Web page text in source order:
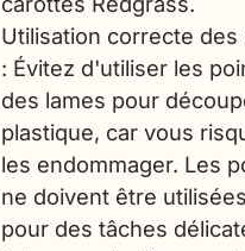
Utilisation correcte des
: Évitez d'utiliser les
des lames pour
plastique, car vous
les endommager. Les
ne doivent être
pour des tâches